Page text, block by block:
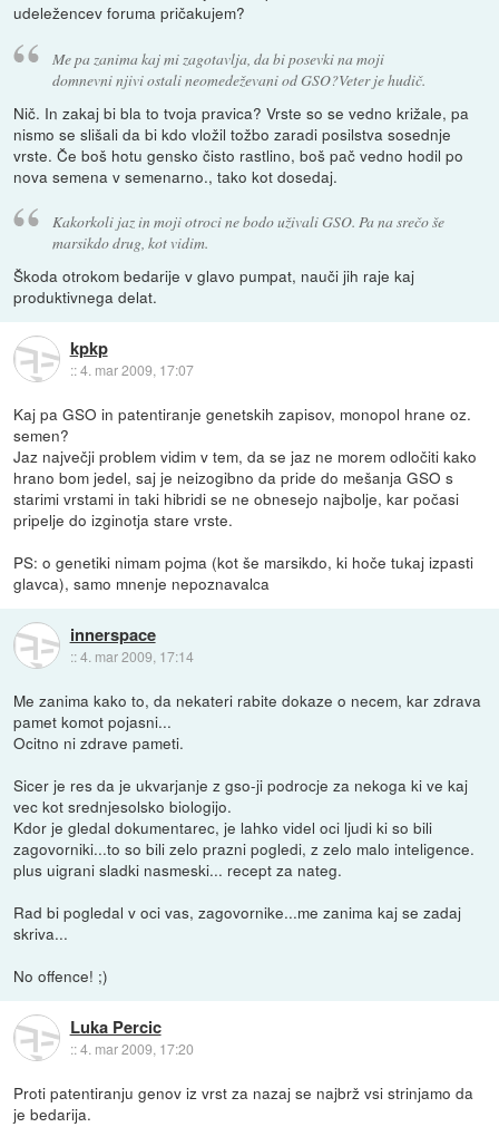
udeležencev foruma pričakujem?
Me pa zanima kaj mi zagotavlja, da bi posevki na moji
domnevni njivi ostali neomedeževani od GSO?Veter je hudič.
Nič. In zakaj bi bla to tvoja pravica? Vrste so se vedno križale, pa
nismo se slišali da bi kdo vložil tožbo zaradi posilstva sosednje
vrste. Če boš hotu gensko čisto rastlino, boš pač vedno hodil po
nova semena v semenarno., tako kot dosedaj.
Kakorkoli jaz in moji otroci ne bodo uživali GSO. Pa na srečo še
marsikdo drug, kot vidim.
Škoda otrokom bedarije v glavo pumpat, nauči jih raje kaj
produktivnega delat.
kpkp
::4. mar 2009, 17:07
Kaj pa GSO in patentiranje genetskih zapisov, monopol hrane oz.
semen?
Jaz največji problem vidim v tem, da se jaz ne morem odločiti kako
hrano bom jedel, saj je neizogibno da pride do mešanja GSO s
starimi vrstami in taki hibridi se ne obnesejo najbolje, kar počasi
pripelje do izginotja stare vrste.
PS: o genetiki nimam pojma (kot še marsikdo, ki hoče tukaj izpasti
glavca), samo mnenje nepoznavalca
innerspace
::4. mar 2009, 17:14
Me zanima kako to, da nekateri rabite dokaze o necem, kar zdrava
pamet komot pojasni...
Ocitno ni zdrave pameti.
Sicer je res da je ukvarjanje z gso-ji podrocje za nekoga ki ve kaj
vec kot srednjesolsko biologijo.
Kdor je gledal dokumentarec, je lahko videl oci ljudi ki so bili
zagovorniki...to so bili zelo prazni pogledi, z zelo malo inteligence.
plus uigrani sladki nasmeski... recept za nateg.
Rad bi pogledal v oci vas, zagovornike...me zanima kaj se zadaj
skriva...
No offence! ;)
Luka Percic
::4. mar 2009, 17:20
Proti patentiranju genov iz vrst za nazaj se najbrž vsi strinjamo da
je bedarija.